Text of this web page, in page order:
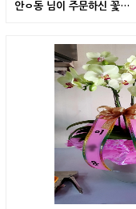
안ㅇ동 님이 주문하신 꽃바